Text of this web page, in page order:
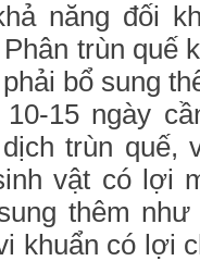
năng đối
trùn quế
bổ sung
15 ngày
trùn quế,
vật có lợi
thêm
khuẩn có lợi